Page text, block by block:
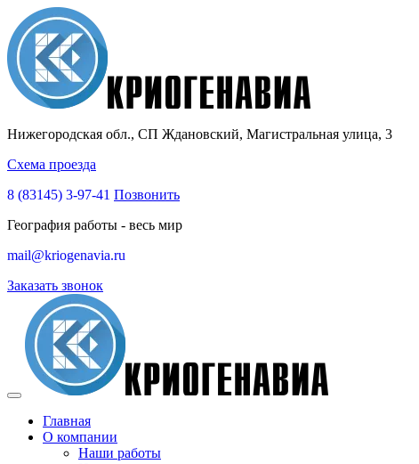
Нижегородская обл., СП Ждановский, Магистральная улица, 3
Схема проезда
8 (83145) 3-97-41 Позвонить
География работы - весь мир
mail@kriogenavia.ru
Заказать звонок
Главная
О компании
Наши работы